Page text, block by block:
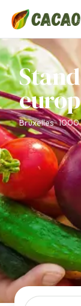
Bruxelles · 1000